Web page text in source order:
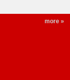
more »